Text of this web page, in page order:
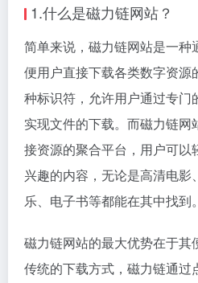
1.什么是磁力链网站？
简单来说，磁力链网站是一种
便用户直接下载各类数字资源
种标识符，允许用户通过专门
实现文件的下载。而磁力链网
接资源的聚合平台，用户可
兴趣的内容，无论是高清电
乐、电子书等都能在其中找到。
磁力链网站的最大优势在于其
传统的下载方式，磁力链通过